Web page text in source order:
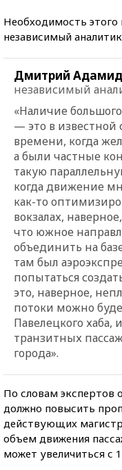
Необходимость
независимый
Дмитрий
независимый
«Наличие
— это в известной
времени, когда
а были частные
такую
когда движение
как-то
вокзалах,
что южное
объединить на
там был
попытаться
это, наверное,
потоки можно
Павелецкого хаба,
транзитных
города».
По словам экспертов
должно повысить
действующих
объем движения
может увеличиться с